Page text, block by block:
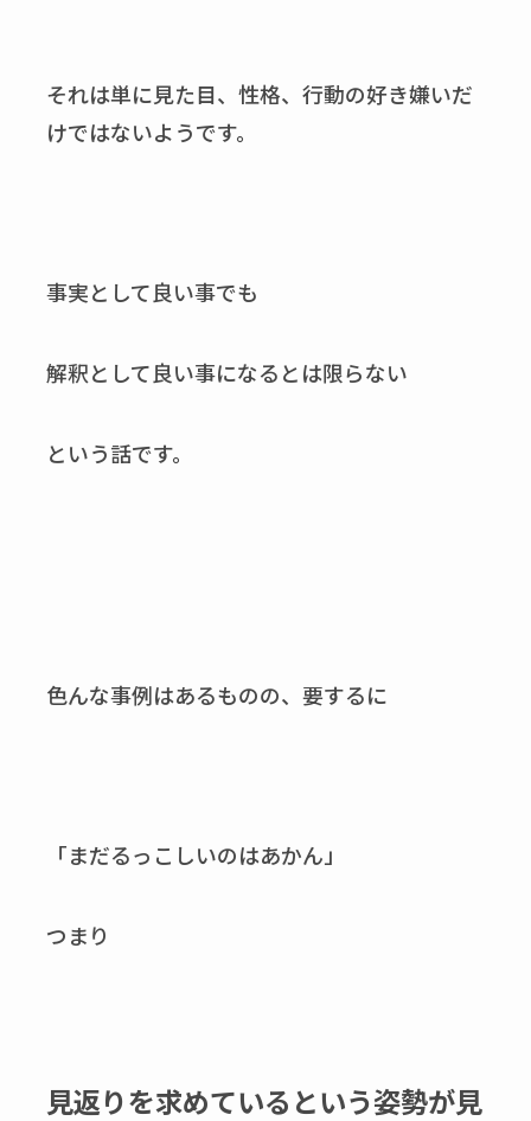
それは単に見た目、性格、行動の好き嫌いだ
けではないようです。
事実として良い事でも
解釈として良い事になるとは限らない
という話です。
色んな事例はあるものの、要するに
「まだるっこしいのはあかん」
つまり
見返りを求めているという姿勢が見